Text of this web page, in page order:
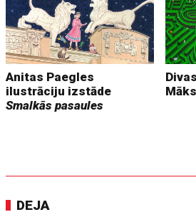
Anitas Paegles
ilustrāciju izstāde
Smalkās pasaules
DEJA